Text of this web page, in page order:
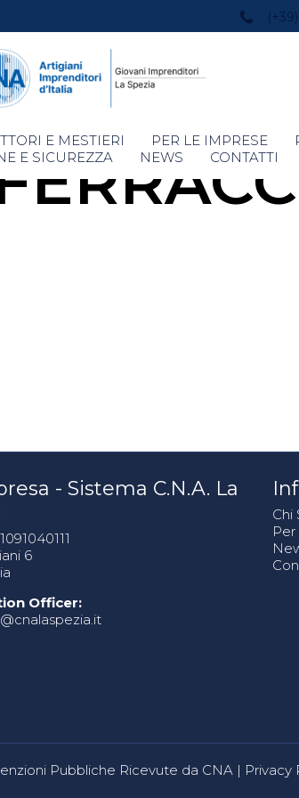
Skip
to
E MESTIERI PER LE IMPRESE
E SICUREZZA
NEWS CONTATTI
- Sistema C.N.A. La
6
Officer:
Chi
Pubbliche Ricevute da CNA | Privacy